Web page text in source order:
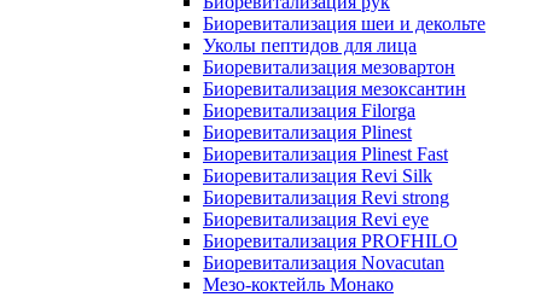
Биоревитализация шеи и декольте
Уколы пептидов для лица
Биоревитализация мезовартон
Биоревитализация мезоксантин
Биоревитализация Filorga
Биоревитализация Plinest
Биоревитализация Plinest Fast
Биоревитализация Revi Silk
Биоревитализация Revi strong
Биоревитализация Revi eye
Биоревитализация PROFHILO
Биоревитализация Novacutan
Мезо-коктейль Монако